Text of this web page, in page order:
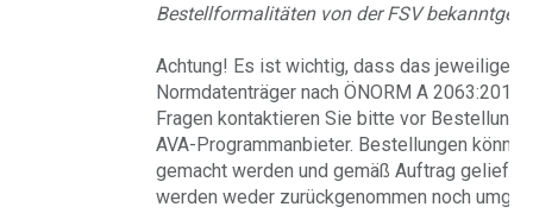
Bestellformalitäten von der FSV
Achtung! Es ist wichtig, dass das jeweilige
Normdatenträger nach ÖNORM A
Fragen kontaktieren Sie bitte vor Bestellung
AVA-Programmanbieter. Bestellungen
gemacht werden und gemäß Auftrag
werden weder zurückgenommen noch